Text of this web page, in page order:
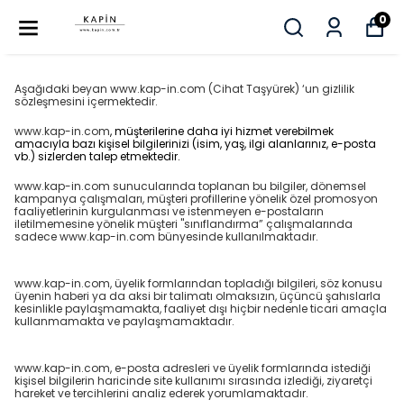
0
Aşağıdaki beyan www.kap-in.com (Cihat Taşyürek) ‘un gizlilik
sözleşmesini içermektedir.
www.kap-in.com, müşterilerine daha iyi hizmet verebilmek
amacıyla bazı kişisel bilgilerinizi (isim, yaş, ilgi alanlarınız, e-posta
vb.) sizlerden talep etmektedir.
www.kap-in.com sunucularında toplanan bu bilgiler, dönemsel
kampanya çalışmaları, müşteri profillerine yönelik özel promosyon
faaliyetlerinin kurgulanması ve istenmeyen e-postaların
iletilmemesine yönelik müşteri "sınıflandırma” çalışmalarında
sadecewww.kap-in.com bünyesinde kullanılmaktadır.
www.kap-in.com, üyelik formlarından topladığı bilgileri, söz konusu
üyenin haberi ya da aksi bir talimatı olmaksızın, üçüncü şahıslarla
kesinlikle paylaşmamakta, faaliyet dışı hiçbir nedenle ticari amaçla
kullanmamakta ve paylaşmamaktadır.
www.kap-in.com, e-posta adresleri ve üyelik formlarında istediği
kişisel bilgilerin haricinde site kullanımı sırasında izlediği, ziyaretçi
hareket ve tercihlerini analiz ederek yorumlamaktadır.